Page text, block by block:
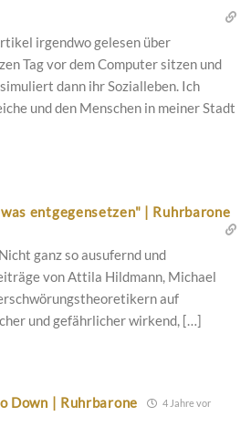
irgendwo gelesen über
Tag vor dem Computer sitzen und
dann ihr Sozialleben. Ich
und den Menschen in meiner Stadt
entgegensetzen" | Ruhrbarone
ganz so ausufernd und
von Attila Hildmann, Michael
auf
und gefährlicher wirkend, […]
Down | Ruhrbarone 4 Jahre vor